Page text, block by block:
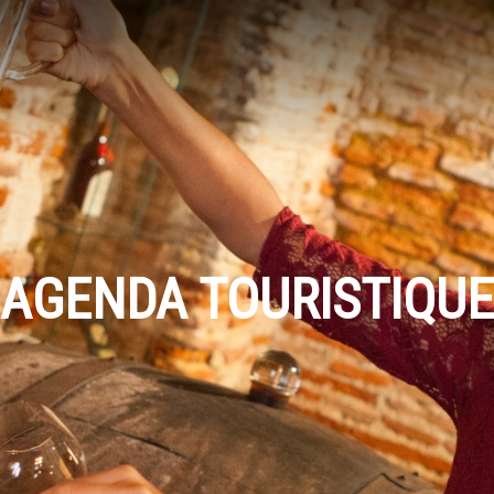
AGENDA TOURISTIQUE